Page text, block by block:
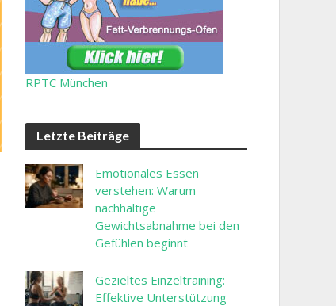
RPTC München
Letzte Beiträge
Emotionales Essen
verstehen: Warum
nachhaltige
Gewichtsabnahme bei den
Gefühlen beginnt
Gezieltes Einzeltraining:
Effektive Unterstützung